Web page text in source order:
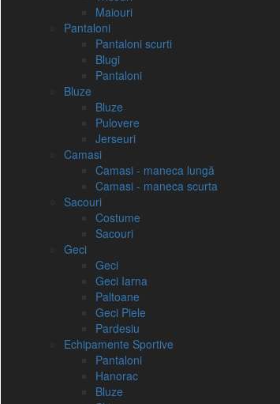
Maiouri
Pantaloni
Pantaloni scurti
Blugi
Pantaloni
Bluze
Bluze
Pulovere
Jerseuri
Camasi
Camasi - maneca lungă
Camasi - maneca scurta
Sacouri
Costume
Sacouri
Geci
Geci
Geci Iarna
Paltoane
Geci Piele
Pardesiu
Echipamente Sportive
Pantaloni
Hanorac
Bluze